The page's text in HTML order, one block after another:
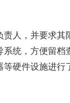
人，并要求
统，方便留档
硬件设施进